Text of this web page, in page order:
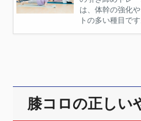
は、体幹の強化
トの多い種目で
膝コロの正しい